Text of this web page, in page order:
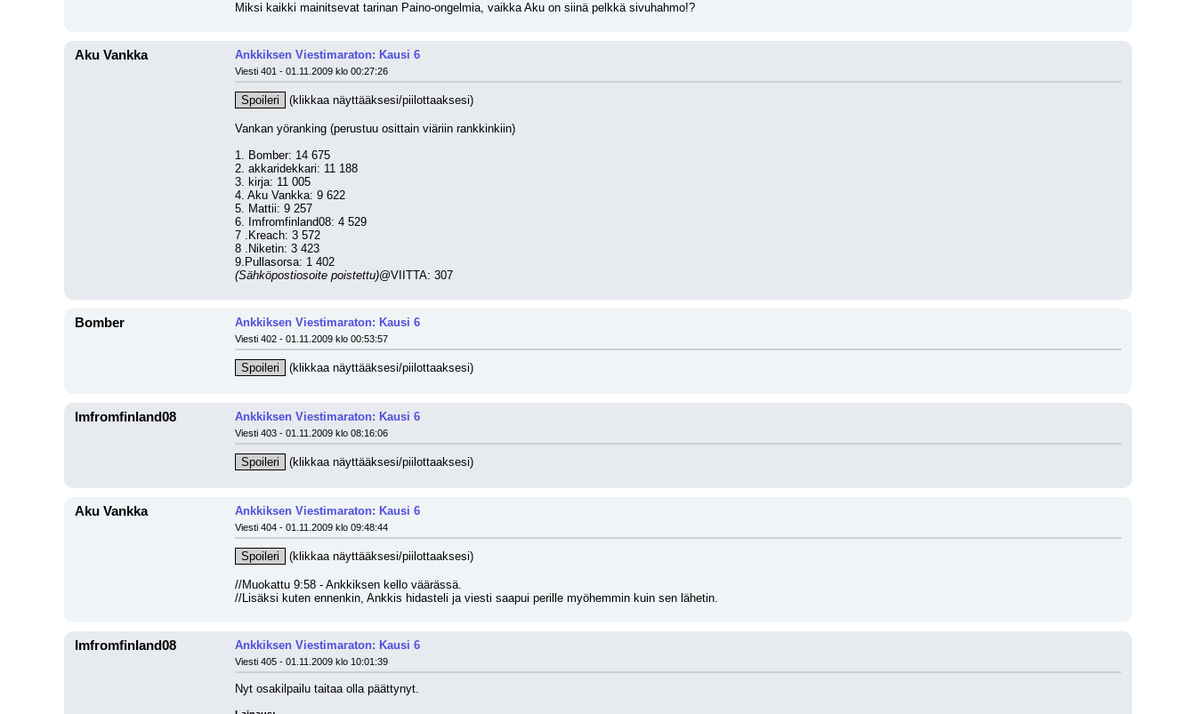
Miksi kaikki mainitsevat tarinan Paino-ongelmia, vaikka Aku on siinä pelkkä sivuhahmo!?
Aku Vankka Ankkiksen Viestimaraton: Kausi 6
Viesti 401 - 01.11.2009 klo 00:27:26
Spoileri (klikkaa näyttääksesi/piilottaaksesi)
Vankan yöranking (perustuu osittain viäriin rankkinkiin)
1. Bomber: 14 675
2. akkaridekkari: 11 188
3. kirja: 11 005
4. Aku Vankka: 9 622
5. Mattii: 9 257
6. Imfromfinland08: 4 529
7 .Kreach: 3 572
8 .Niketin: 3 423
9.Pullasorsa: 1 402
(Sähköpostiosoite poistettu)@VIITTA: 307
Bomber Ankkiksen Viestimaraton: Kausi 6
Viesti 402 - 01.11.2009 klo 00:53:57
Spoileri (klikkaa näyttääksesi/piilottaaksesi)
Imfromfinland08 Ankkiksen Viestimaraton: Kausi 6
Viesti 403 - 01.11.2009 klo 08:16:06
Spoileri (klikkaa näyttääksesi/piilottaaksesi)
Aku Vankka Ankkiksen Viestimaraton: Kausi 6
Viesti 404 - 01.11.2009 klo 09:48:44
Spoileri (klikkaa näyttääksesi/piilottaaksesi)
//Muokattu 9:58 - Ankkiksen kello väärässä.
//Lisäksi kuten ennenkin, Ankkis hidasteli ja viesti saapui perille myöhemmin kuin sen lähetin.
Imfromfinland08 Ankkiksen Viestimaraton: Kausi 6
Viesti 405 - 01.11.2009 klo 10:01:39
Nyt osakilpailu taitaa olla päättynyt.